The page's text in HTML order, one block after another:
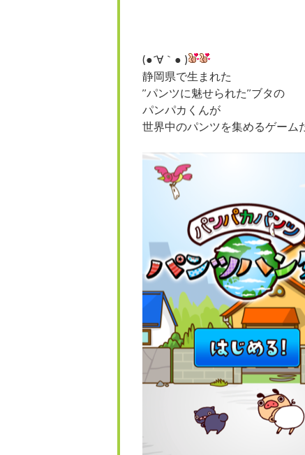
(●´∀｀● )
静岡県で生まれた
”パンツに魅せられた”ブタの
パンパカくんが
世界中のパンツを集めるゲーム